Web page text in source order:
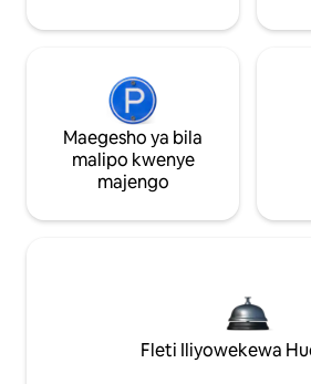
Maegesho ya bila
malipo kwenye
majengo
Fleti Iliyowekewa